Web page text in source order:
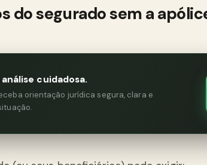
do segurado sem a
cuidadosa.
orientação jurídica segura, clara e